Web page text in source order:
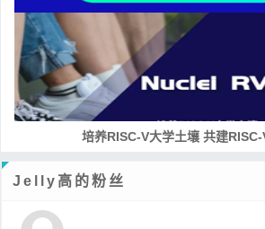
培养RISC-V大学土壤 共建
Jelly高的粉丝